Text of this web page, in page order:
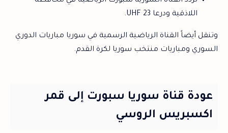
اللاذقية ودرعا 23 UHF.
وتنقل أيضاً القناة الرياضية الرسمية في سوريا مباريات الدوري
السوري ومباريات منتخب سوريا لكرة القدم.
عودة قناة سوريا سبورت إلى قمر
اكسبريس الروسي